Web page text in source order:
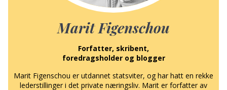
Marit Figenschou
Forfatter, skribent,
foredragsholder og blogger
Marit Figenschou er utdannet statsviter, og har hatt en rekke
lederstillinger i det private næringsliv. Marit er forfatter av